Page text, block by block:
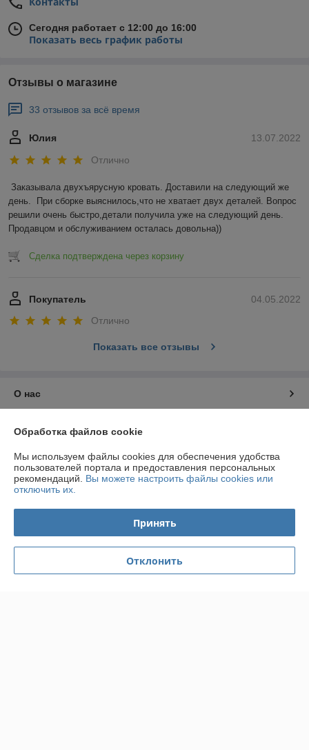
Сегодня работает с 12:00 до 16:00
Показать весь график работы
Отзывы о магазине
33 отзывов за всё время
13.07.2022
Юлия
Отлично
Заказывала двухъярусную кровать. Доставили на следующий же
день.  При сборке выяснилось,что не хватает двух деталей. Вопрос
решили очень быстро,детали получила уже на следующий день.
Продавцом и обслуживанием осталась довольна))
Сделка подтверждена через корзину
04.05.2022
Покупатель
Отлично
Показать все отзывы
О нас
Контакты
Доставка и оплата
График работы
Политика обработки cookies
Обработка файлов cookie
Мы используем файлы cookies для обеспечения удобства
пользователей портала и предоставления персональных
рекомендаций. Вы можете настроить файлы cookies или
отключить их.
Принять
Отклонить